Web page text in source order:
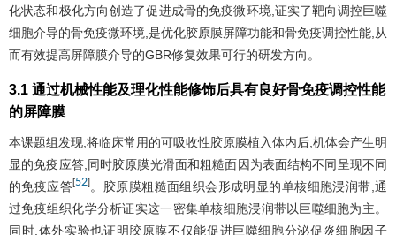
化状态和极化方向创造了促进成骨的免疫微环境,证实了靶向调控巨噬
细胞介导的骨免疫微环境,是优化胶原膜屏障功能和骨免疫调控性能,从
而有效提高屏障膜介导的GBR修复效果可行的研发方向。
3.1 通过机械性能及理化性能修饰后具有良好骨免疫调控性能
的屏障膜
本课题组发现,将临床常用的可吸收性胶原膜植入体内后,机体会产生明
显的免疫应答,同时胶原膜光滑面和粗糙面因为表面结构不同呈现不同
的免疫应答[52] 。胶原膜粗糙面组织会形成明显的单核细胞浸润带,通
过免疫组织化学分析证实这一密集单核细胞浸润带以巨噬细胞为主。
同时,体外实验也证明胶原膜不仅能促进巨噬细胞分泌促炎细胞因子